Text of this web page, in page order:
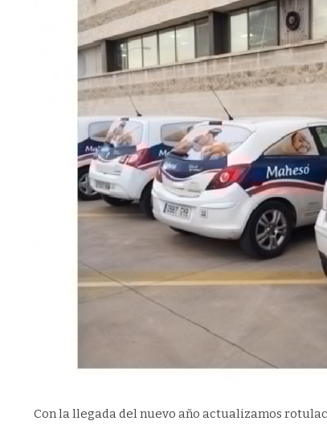
Con la llegada del nuevo año actualizamos